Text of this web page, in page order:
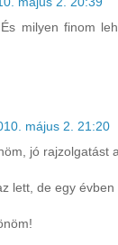
milyen finom
május 2. 21:20
jó rajzolgatást
lett, de egy